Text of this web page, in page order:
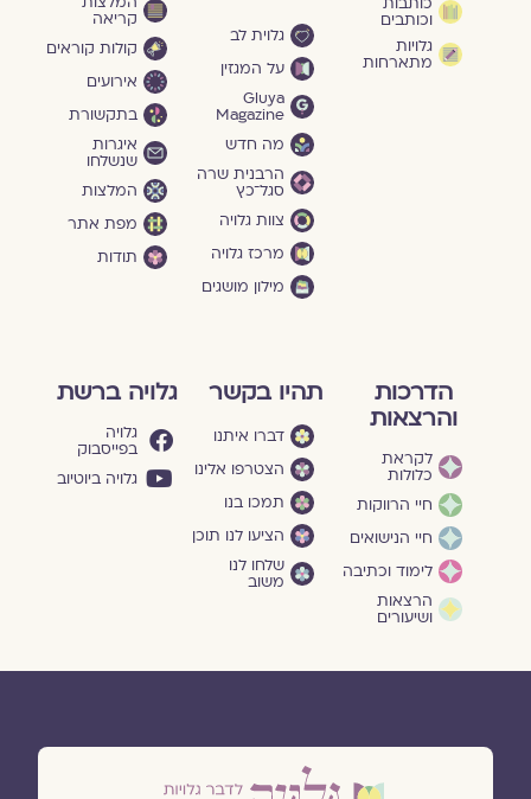
וכותבים
גלויות
מתארחות
גלוית לב
על המגזין
Gluya
Magazine
מה חדש
הרבנית שרה
סגל־כץ
צוות גלויה
מרכז גלויה
מילון מושגים
קריאה
קולות קוראים
אירועים
בתקשורת
איגרות
שנשלחו
המלצות
מפת אתר
תודות
הדרכות
והרצאות
לקראת
כלולות
חיי הרווקות
חיי הנישואים
לימוד וכתיבה
הרצאות
ושיעורים
תהיו בקשר
דברו איתנו
הצטרפו אלינו
תמכו בנו
הציעו לנו תוכן
שלחו לנו
משוב
גלויה ברשת
גלויה
בפייסבוק
גלויה ביוטיוב